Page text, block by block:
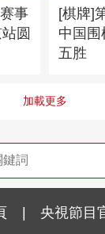
事
圆
[棋牌]
中国
五胜
加載更多
| 央視節目